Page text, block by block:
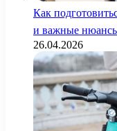
Как
и важные
26.04.2026